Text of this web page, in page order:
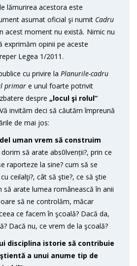
lămurirea acestora este
asumat oficial şi numit Cadru
acest moment nu există. Nimic nu
exprimăm opinii pe aceste
Legea 1/2011.
cu privire la Planurile-cadru
primar e unul foarte potrivit
despre „locul şi rolul”
invităm deci să căutăm împreună
de mai jos:
uman vrem să construim
să arate abs0lvenții?, prin ce
raporteze la sine? cum să se
ceilalţi?, cât să ştie?, ce să ştie
să arate lumea românească în anii
să ne controlăm, măcar
ce facem în şcoală? Dacă da,
Dacă nu, ce vrem de la şcoală?
disciplina istorie să contribuie
a unui anume tip de